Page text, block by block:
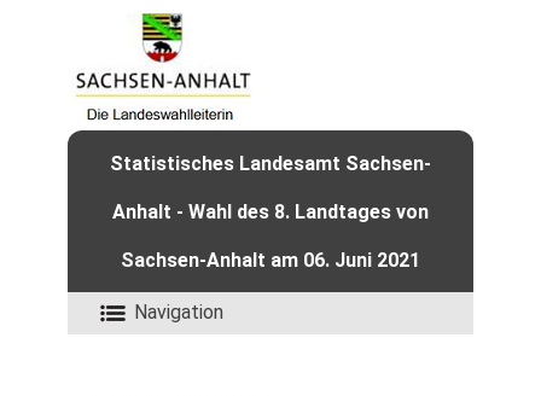
Statistisches Landesamt Sachsen-
Anhalt - Wahl des 8. Landtages von
Sachsen-Anhalt am 06. Juni 2021
Navigation